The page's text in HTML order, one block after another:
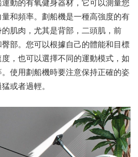
動的有氧健身器材，它可以測量您
和頻率。劃船機是一種高強度的有
肌肉，尤其是背部，二頭肌，前
部。您可以根據自己的體能和目標
，也可以選擇不同的運動模式，如
使用劃船機時要注意保持正確的姿
或者過輕。